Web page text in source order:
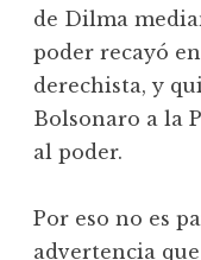
de Dilma
poder recayó
derechista, y
Bolsonaro a la
al poder.
Por eso no es
advertencia